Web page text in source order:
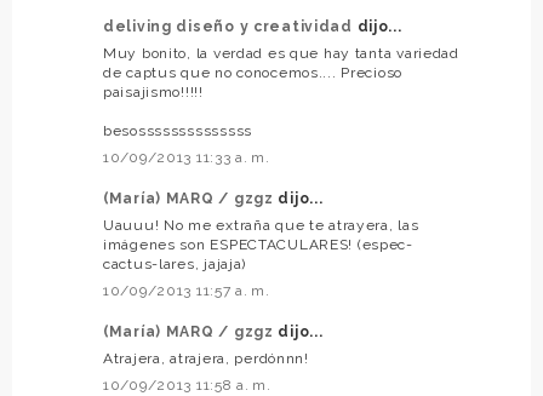
deliving diseño y creatividad dijo...
Muy bonito, la verdad es que hay tanta variedad
de captus que no conocemos.... Precioso
paisajismo!!!!!
besossssssssssssss
10/09/2013 11:33 a. m.
(María) MARQ / gzgz dijo...
Uauuu! No me extraña que te atrayera, las
imágenes son ESPECTACULARES! (espec-
cactus-lares, jajaja)
10/09/2013 11:57 a. m.
(María) MARQ / gzgz dijo...
Atrajera, atrajera, perdónnn!
10/09/2013 11:58 a. m.